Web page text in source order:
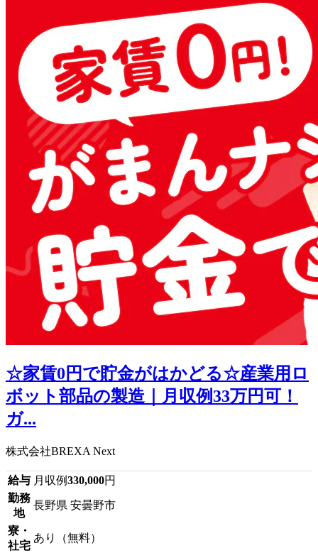
☆家賃0円で貯金がはかどる☆産業用ロ
ボット部品の製造｜月収例33万円可！
ガ...
株式会社BREXA Next
給与 月収例330,000円
勤務
地
長野県 安曇野市
寮・
社宅
あり（無料）